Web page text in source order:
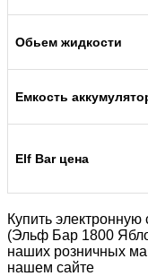
Обьем жидкости
Емкость
Elf Bar цена
Купить
(Эльф Бар 1800
наших розничных
нашем сайте